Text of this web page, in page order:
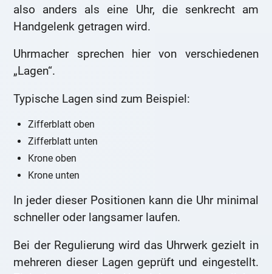
also anders als eine Uhr, die senkrecht am
Handgelenk getragen wird.
Uhrmacher sprechen hier von verschiedenen
„Lagen“.
Typische Lagen sind zum Beispiel:
Zifferblatt oben
Zifferblatt unten
Krone oben
Krone unten
In jeder dieser Positionen kann die Uhr minimal
schneller oder langsamer laufen.
Bei der Regulierung wird das Uhrwerk gezielt in
mehreren dieser Lagen geprüft und eingestellt.